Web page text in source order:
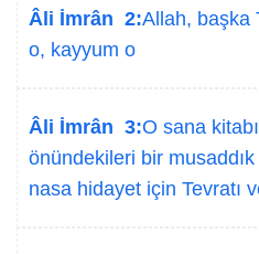
Âli İmrân 2:Allah, başka
o, kayyum o
Âli İmrân 3:O sana
önündekileri bir
nasa hidayet için Tevratı